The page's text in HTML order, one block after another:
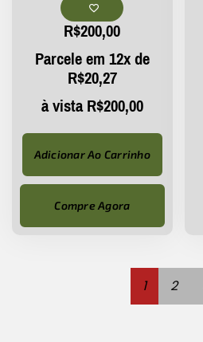
R$200,00
Parcele em 12x de
R$20,27
à vistaR$200,00
Adicionar Ao Carrinho
Compre Agora
1 2